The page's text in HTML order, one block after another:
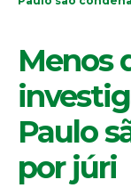
Menos
Paulo
por júri